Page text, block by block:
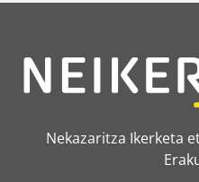
Nekazaritza Ikerketa